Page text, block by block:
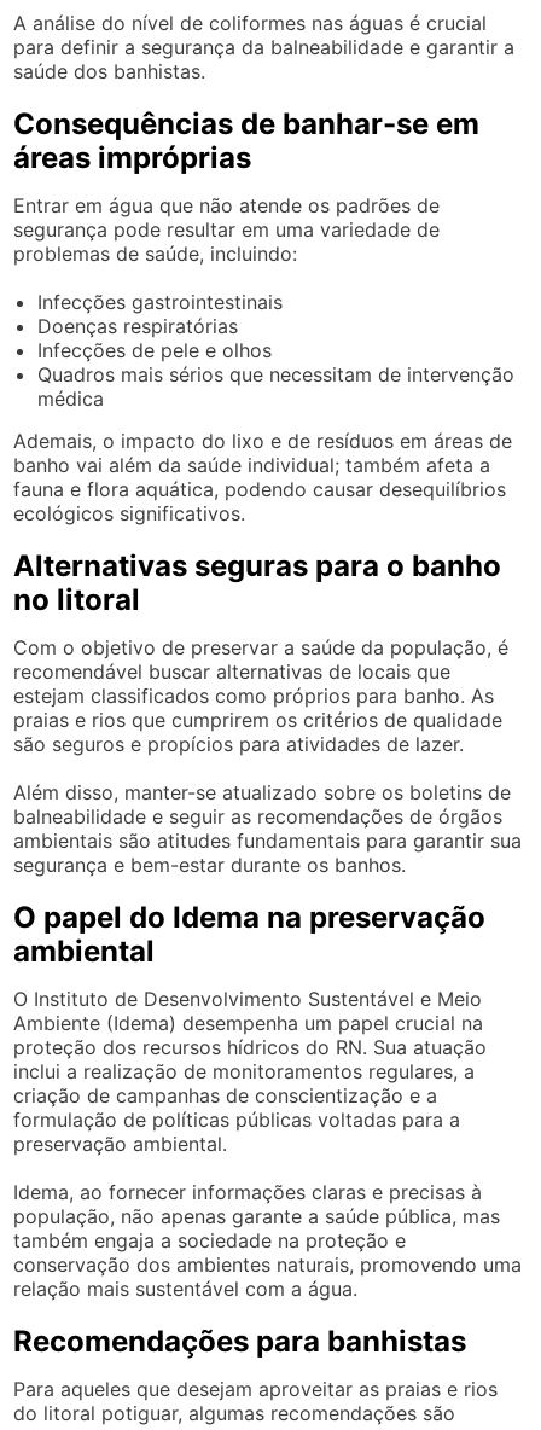
A análise do nível de coliformes nas águas é crucial
para definir a segurança da balneabilidade e garantir a
saúde dos banhistas.
Consequências de banhar-se em
áreas impróprias
Entrar em água que não atende os padrões de
segurança pode resultar em uma variedade de
problemas de saúde, incluindo:
Infecções gastrointestinais
Doenças respiratórias
Infecções de pele e olhos
Quadros mais sérios que necessitam de intervenção
médica
Ademais, o impacto do lixo e de resíduos em áreas de
banho vai além da saúde individual; também afeta a
fauna e flora aquática, podendo causar desequilíbrios
ecológicos significativos.
Alternativas seguras para o banho
no litoral
Com o objetivo de preservar a saúde da população, é
recomendável buscar alternativas de locais que
estejam classificados como próprios para banho. As
praias e rios que cumprirem os critérios de qualidade
são seguros e propícios para atividades de lazer.
Além disso, manter-se atualizado sobre os boletins de
balneabilidade e seguir as recomendações de órgãos
ambientais são atitudes fundamentais para garantir sua
segurança e bem-estar durante os banhos.
O papel do Idema na preservação
ambiental
O Instituto de Desenvolvimento Sustentável e Meio
Ambiente (Idema) desempenha um papel crucial na
proteção dos recursos hídricos do RN. Sua atuação
inclui a realização de monitoramentos regulares, a
criação de campanhas de conscientização e a
formulação de políticas públicas voltadas para a
preservação ambiental.
Idema, ao fornecer informações claras e precisas à
população, não apenas garante a saúde pública, mas
também engaja a sociedade na proteção e
conservação dos ambientes naturais, promovendo uma
relação mais sustentável com a água.
Recomendações para banhistas
Para aqueles que desejam aproveitar as praias e rios
do litoral potiguar, algumas recomendações são